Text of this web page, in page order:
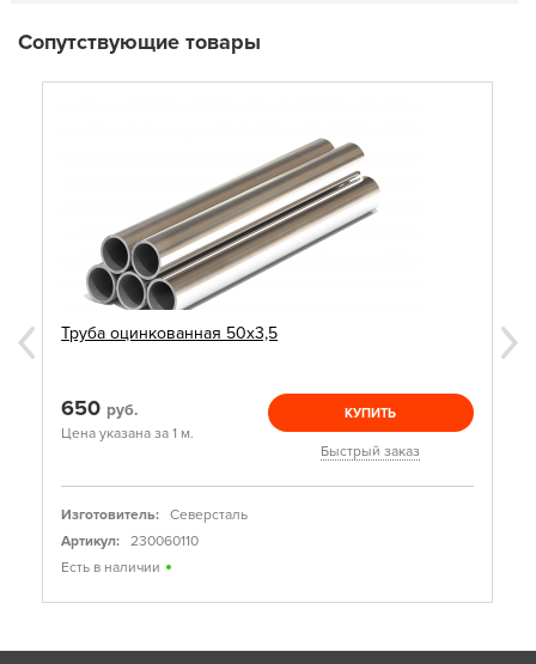
Сопутствующие товары
Труба оцинкованная 50х3,5
650 руб.
Цена указана за 1 м.
КУПИТЬ
Быстрый заказ
Изготовитель:
Северсталь
Артикул:
230060110
Есть в наличии